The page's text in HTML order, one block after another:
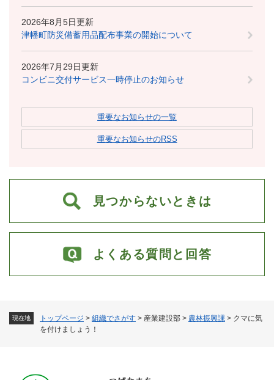
現在地 トップページ > 組織でさがす > 産業建設部 > 農林振興課 > クマに気
を付けましょう！
2026年8月5日更新
津幡町防災備蓄用品配布事業の開始について
2026年7月29日更新
コンビニ交付サービス一時停止のお知らせ
重要なお知らせの一覧
重要なお知らせのRSS
見つからないときは
よくある質問と回答